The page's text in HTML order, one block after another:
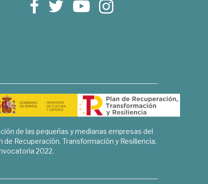
de las pequeñas y medianas empresas del
Recuperación, Transformación y Resiliencia.
2022.